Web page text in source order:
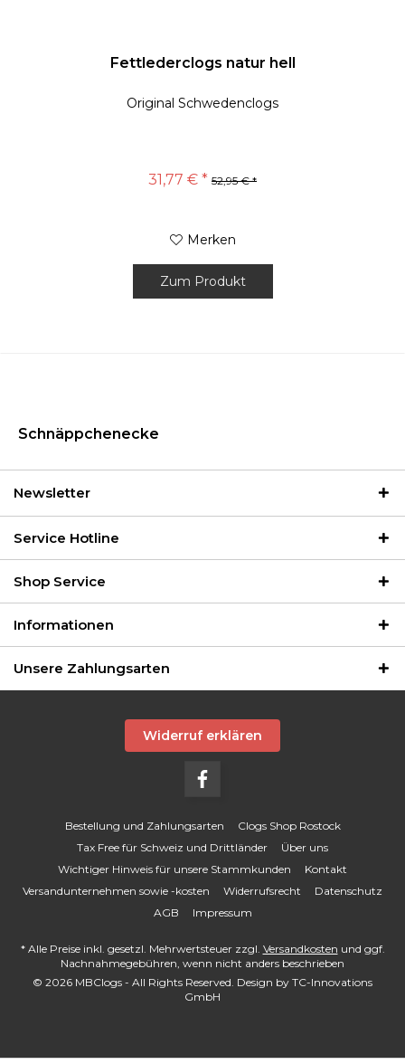
Fettlederclogs natur hell
Original Schwedenclogs
31,77 € * 52,95 € *
Merken
Zum Produkt
Schnäppchenecke
Newsletter
Service Hotline
Shop Service
Informationen
Unsere Zahlungsarten
Widerruf erklären
Bestellung und Zahlungsarten
Clogs Shop Rostock
Tax Free für Schweiz und Drittländer
Über uns
Wichtiger Hinweis für unsere Stammkunden
Kontakt
Versandunternehmen sowie -kosten
Widerrufsrecht
Datenschutz
AGB
Impressum
* Alle Preise inkl. gesetzl. Mehrwertsteuer zzgl. Versandkosten und ggf.
Nachnahmegebühren, wenn nicht anders beschrieben
© 2026 MBClogs - All Rights Reserved. Design by TC-Innovations
GmbH